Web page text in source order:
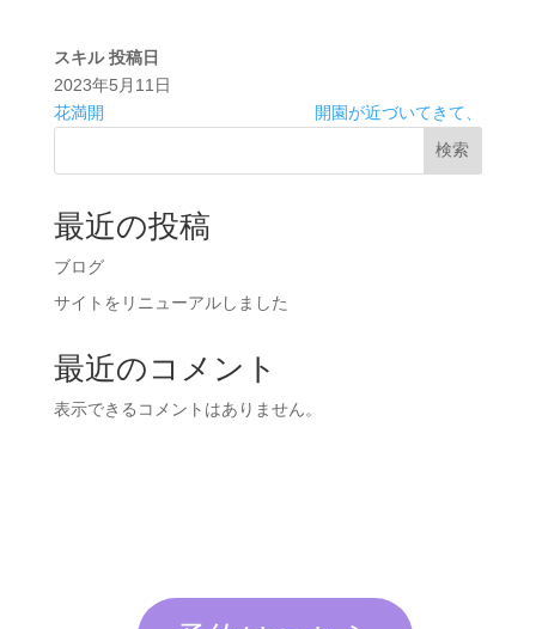
スキル 投稿日
2023年5月11日
花満開
開園が近づいてきて、
検索
最近の投稿
ブログ
サイトをリニューアルしました
最近のコメント
表示できるコメントはありません。